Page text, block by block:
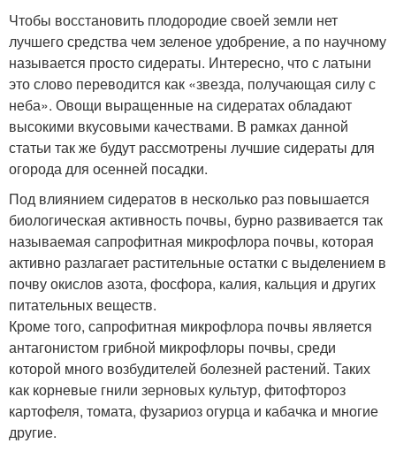
Чтобы восстановить плодородие своей земли нет
лучшего средства чем зеленое удобрение, а по научному
называется просто сидераты. Интересно, что с латыни
это слово переводится как «звезда, получающая силу с
неба». Овощи выращенные на сидератах обладают
высокими вкусовыми качествами. В рамках данной
статьи так же будут рассмотрены лучшие сидераты для
огорода для осенней посадки.
Под влиянием сидератов в несколько раз повышается
биологическая активность почвы, бурно развивается так
называемая сапрофитная микрофлора почвы, которая
активно разлагает растительные остатки с выделением в
почву окислов азота, фосфора, калия, кальция и других
питательных веществ.
Кроме того, сапрофитная микрофлора почвы является
антагонистом грибной микрофлоры почвы, среди
которой много возбудителей болезней растений. Таких
как корневые гнили зерновых культур, фитофтороз
картофеля, томата, фузариоз огурца и кабачка и многие
другие.